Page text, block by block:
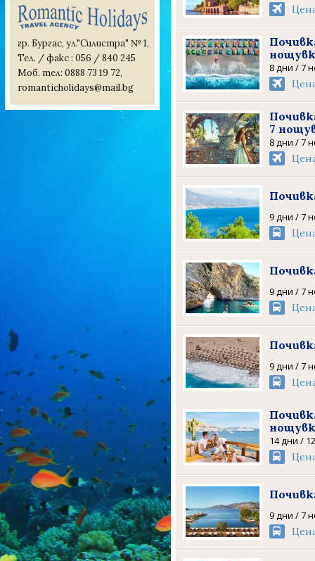
гр. Бургас, ул."Силистра" № 1,
Тел. / факс : 056 / 840 245
Моб. тел: 0888 73 19 72,
romanticholidays@mail.bg
8 дни / 7
7
8 дни / 7
9 дни / 7
9 дни / 7
9 дни / 7
14 дни /
9 дни / 7